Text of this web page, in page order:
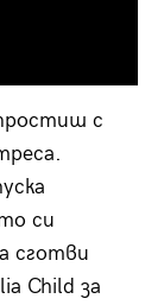
с
си
сготви
Child за